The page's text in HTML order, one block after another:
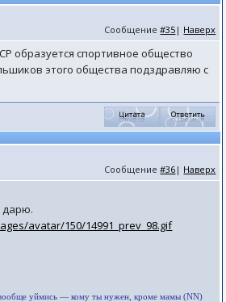
Сообщение#35 | Наверх
образуется спортивное общество
этого общества подздравляю с
Сообщение#36 | Наверх
дарю.
avatar/150/14991_prev_98.gif
уймись — кому ты нужен, кроме мамы (NN)